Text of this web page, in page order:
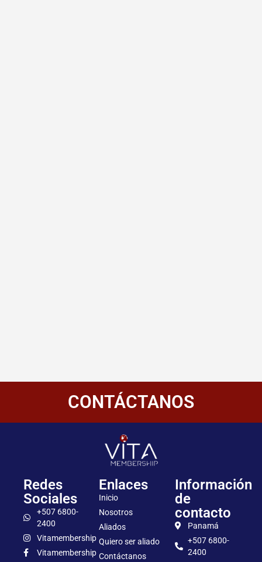
CONTÁCTANOS
Redes
Sociales
+507 6800-
2400
Vitamembership
Vitamembership
Enlaces
Inicio
Nosotros
Aliados
Quiero ser aliado
Contáctanos
Información
de
contacto
Panamá
+507 6800-
2400